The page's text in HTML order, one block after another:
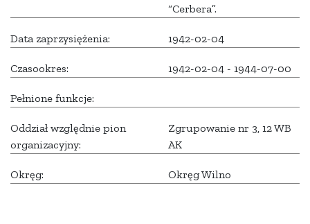
“Cerbera”.
Data zaprzysiężenia: 1942-02-04
Czasookres: 1942-02-04 - 1944-07-00
Pełnione funkcje:
Oddział względnie pion
organizacyjny:
Zgrupowanie nr 3, 12 WB
AK
Okręg: Okręg Wilno